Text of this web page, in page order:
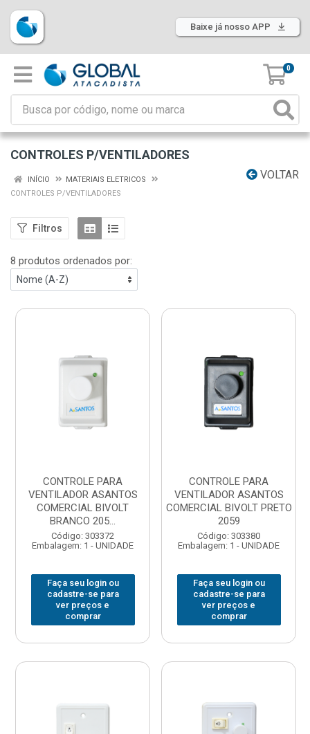
Baixe já nosso APP
0
CONTROLES P/VENTILADORES
VOLTAR
INÍCIO
MATERIAIS ELETRICOS
CONTROLES P/VENTILADORES
Filtros
8 produtos ordenados por:
CONTROLE PARA
VENTILADOR ASANTOS
COMERCIAL BIVOLT
BRANCO 205...
Código: 303372
Embalagem: 1 - UNIDADE
Faça seu login ou
cadastre-se para
ver preços e
comprar
CONTROLE PARA
VENTILADOR ASANTOS
COMERCIAL BIVOLT PRETO
2059
Código: 303380
Embalagem: 1 - UNIDADE
Faça seu login ou
cadastre-se para
ver preços e
comprar